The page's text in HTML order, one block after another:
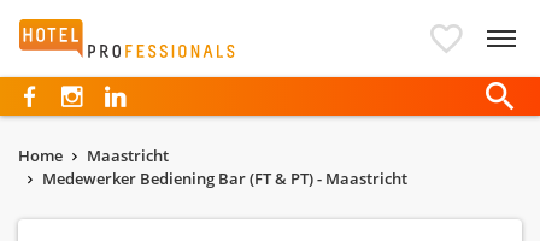
Hotelprofessionals
Home
Maastricht
Medewerker Bediening Bar (FT & PT) - Maastricht